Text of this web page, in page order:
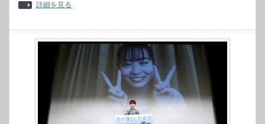
詳細を見る